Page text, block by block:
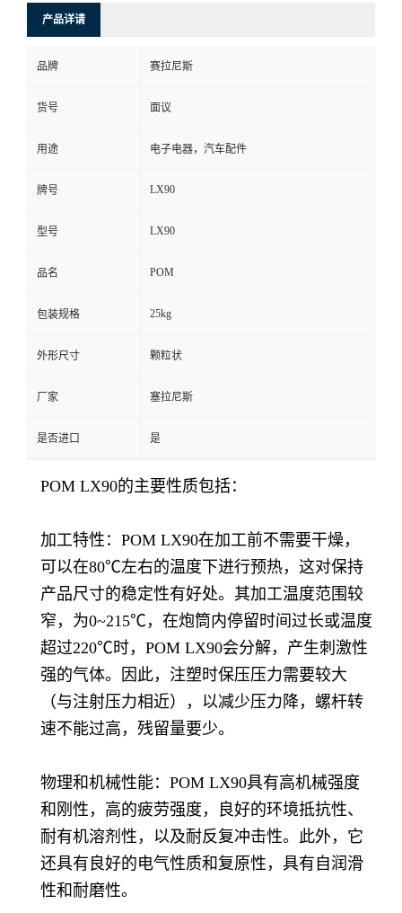
产品详请
品牌 赛拉尼斯
货号 面议
用途 电子电器，汽车配件
牌号 LX90
型号 LX90
品名 POM
包装规格 25kg
外形尺寸 颗粒状
厂家 塞拉尼斯
是否进口 是
POM LX90的主要性质包括：
加工特性：POM LX90在加工前不需要干燥，
可以在80℃左右的温度下进行预热，这对保持
产品尺寸的稳定性有好处。其加工温度范围较
窄，为0~215℃，在炮筒内停留时间过长或温度
超过220℃时，POM LX90会分解，产生刺激性
强的气体。因此，注塑时保压压力需要较大
（与注射压力相近），以减少压力降，螺杆转
速不能过高，残留量要少。
物理和机械性能：POM LX90具有高机械强度
和刚性，高的疲劳强度，良好的环境抵抗性、
耐有机溶剂性，以及耐反复冲击性。此外，它
还具有良好的电气性质和复原性，具有自润滑
性和耐磨性。